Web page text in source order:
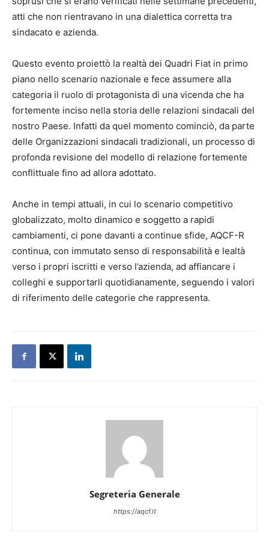
atti che non rientravano in una dialettica corretta tra
sindacato e azienda.
Questo evento proiettò la realtà dei Quadri Fiat in primo
piano nello scenario nazionale e fece assumere alla
categoria il ruolo di protagonista di una vicenda che ha
fortemente inciso nella storia delle relazioni sindacali del
nostro Paese. Infatti da quel momento cominciò, da parte
delle Organizzazioni sindacali tradizionali, un processo di
profonda revisione del modello di relazione fortemente
conflittuale fino ad allora adottato.
Anche in tempi attuali, in cui lo scenario competitivo
globalizzato, molto dinamico e soggetto a rapidi
cambiamenti, ci pone davanti a continue sfide, AQCF-R
continua, con immutato senso di responsabilità e lealtà
verso i propri iscritti e verso l’azienda, ad affiancare i
colleghi e supportarli quotidianamente, seguendo i valori
di riferimento delle categorie che rappresenta.
Segreteria Generale
https://aqcf.it